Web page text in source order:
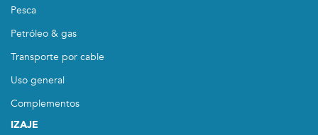
Pesca
Petróleo & gas
Transporte por cable
Uso general
Complementos
IZAJE